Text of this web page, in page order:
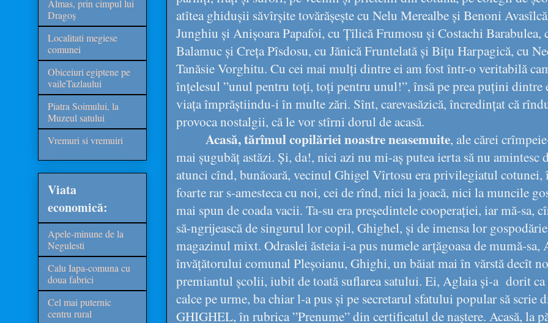
atîtea ghidușii săvîrșite tovărășește cu Nelu Merealbe și Benoni
Junghiu și Anișoara Papafoi, cu Țîlică Frumosu și Costachi Barabulea,
Balamuc și Creța Pîsdosu, cu Jănică Fruntelată și Bițu Harpagică, cu
Tanăsie Vorghitu. Cu cei mai mulți dintre ei am fost într-o veritabilă
înțelesul ”unul pentru toți, toți pentru unul!”, însă pe prea puțini
viața împrăștiindu-i în multe zări. Sînt, carevasăzică, încredințat că
provoca nostalgii, că le vor stîrni dorul de acasă.
Acasă, tărîmul copilăriei noastre neasemuite, ale cărei
mai șugubăț astăzi. Și, da!, nici azi nu mi-aș putea ierta să nu amintesc
atunci cînd, bunăoară, vecinul Ghigel Vîrtosu era privilegiatul cotunei,
foarte rar s-amesteca cu noi, cei de rînd, nici la joacă, nici la muncile
mai spun de coada vacii. Ta-su era președintele cooperației, iar mă-sa,
să-ngrijească de singurul lor copil, Ghighel, și de imensa lor
magazinul mixt. Odraslei ăsteia i-a pus numele arțăgoasa de mumă-
învățătorului comunal Pleșoianu, Ghighi, un băiat mai în vărstă decît
premiantul școlii, iubit de toată suflarea satului. Ei, Aglaia și-a dorit
calce pe urme, ba chiar l-a pus și pe secretarul sfatului popular să
GHIGHEL, în rubrica ”Prenume” din certificatul de naștere. Acasă, la
Almas, prin cimpul lui
Dragoș
Localitati megiese
comunei
Obiceiuri egiptene pe
vaileTazlaului
Piatra Soimului, la
Muzeul satului
Vremuri si vremuiri
Viata
economică:
Apele-minune de la
Negulesti
Calu Iapa-comuna cu
doua fabrici
Cel mai puternic
centru rural